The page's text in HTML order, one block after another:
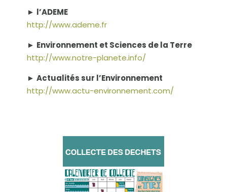
► l’ADEME
http://www.ademe.fr
► Environnement et Sciences de la Terre
http://www.notre-planete.info/
► Actualités sur l’Environnement
http://www.actu-environnement.com/